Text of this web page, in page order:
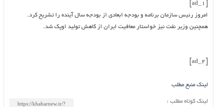
امروز رئیس سازمان برنامه و بودجه ابعادی از بودجه سال آینده را تشریح کرد.
همچنین وزیر نفت نیز خواستار معافیت ایران از کاهش تولید اوپک شد.
لینک منبع مطلب
لینک کوتاه مطلب :